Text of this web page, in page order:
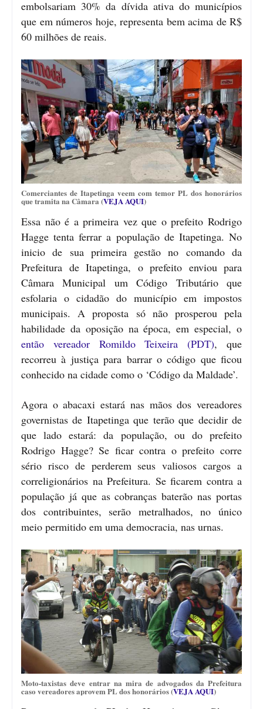
embolsariam 30% da dívida ativa do municípios
que em números hoje, representa bem acima de R$
60 milhões de reais.
Comerciantes de Itapetinga veem com temor PL dos honorários
que tramita na Câmara (VEJA AQUI)
Essa não é a primeira vez que o prefeito Rodrigo
Hagge tenta ferrar a população de Itapetinga. No
inicio de sua primeira gestão no comando da
Prefeitura de Itapetinga, o prefeito enviou para
Câmara Municipal um Código Tributário que
esfolaria o cidadão do município em impostos
municipais. A proposta só não prosperou pela
habilidade da oposição na época, em especial, o
então vereador Romildo Teixeira (PDT), que
recorreu à justiça para barrar o código que ficou
conhecido na cidade como o ‘Código da Maldade’.
Agora o abacaxi estará nas mãos dos vereadores
governistas de Itapetinga que terão que decidir de
que lado estará: da população, ou do prefeito
Rodrigo Hagge? Se ficar contra o prefeito corre
sério risco de perderem seus valiosos cargos a
correligionários na Prefeitura. Se ficarem contra a
população já que as cobranças baterão nas portas
dos contribuintes, serão metralhados, no único
meio permitido em uma democracia, nas urnas.
Moto-taxistas deve entrar na mira de advogados da Prefeitura
caso vereadores aprovem PL dos honorários (VEJA AQUI)